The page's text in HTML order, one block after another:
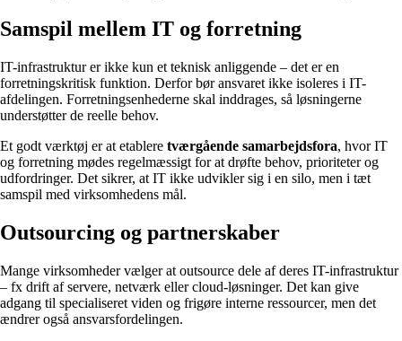
Samspil mellem IT og forretning
IT-infrastruktur er ikke kun et teknisk anliggende – det er en
forretningskritisk funktion. Derfor bør ansvaret ikke isoleres i IT-
afdelingen. Forretningsenhederne skal inddrages, så løsningerne
understøtter de reelle behov.
Et godt værktøj er at etablere tværgående samarbejdsfora, hvor IT
og forretning mødes regelmæssigt for at drøfte behov, prioriteter og
udfordringer. Det sikrer, at IT ikke udvikler sig i en silo, men i tæt
samspil med virksomhedens mål.
Outsourcing og partnerskaber
Mange virksomheder vælger at outsource dele af deres IT-infrastruktur
– fx drift af servere, netværk eller cloud-løsninger. Det kan give
adgang til specialiseret viden og frigøre interne ressourcer, men det
ændrer også ansvarsfordelingen.